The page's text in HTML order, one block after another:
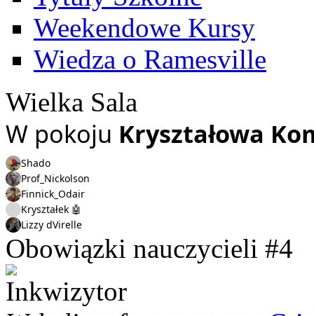
Weekendowe Kursy
Wiedza o Ramesville
Wielka Sala
W pokoju Kryształowa
Shado
Prof_Nickolson
Finnick_Odair
Kryształek 🤖
Lizzy dVirelle
Obowiązki nauczycieli #4